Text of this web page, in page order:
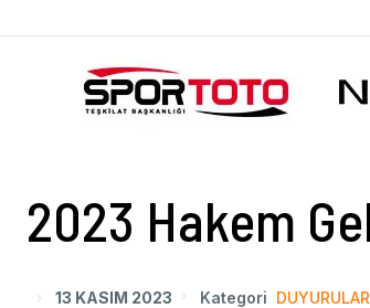
2023 Hakem
13 KASIM 2023 Kategori DUYURULAR